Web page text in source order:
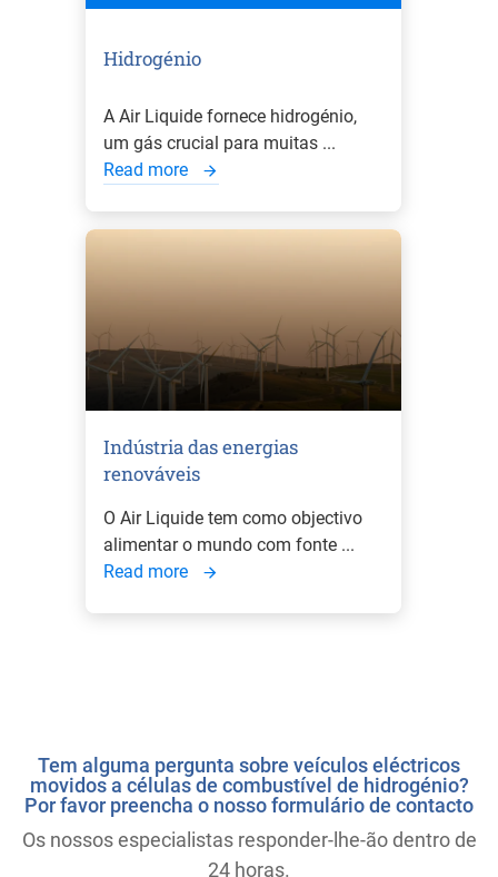
Hidrogénio
A Air Liquide fornece hidrogénio,
um gás crucial para muitas ...
Read more
Indústria das energias
renováveis
O Air Liquide tem como objectivo
alimentar o mundo com fonte ...
Read more
Tem alguma pergunta sobre veículos eléctricos
movidos a células de combustível de hidrogénio?
Por favor preencha o nosso formulário de contacto
Os nossos especialistas responder-lhe-ão dentro de
24 horas.